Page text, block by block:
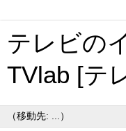
テレビの
TVlab [テ